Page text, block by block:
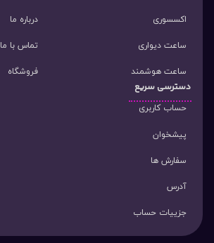
اکسسوری
ساعت دیواری
ساعت هوشمند
درباره ما
تماس با ما
فروشگاه
دسترسی سریع
حساب کاربری
پیشخوان
سفارش ها
آدرس
جزییات حساب